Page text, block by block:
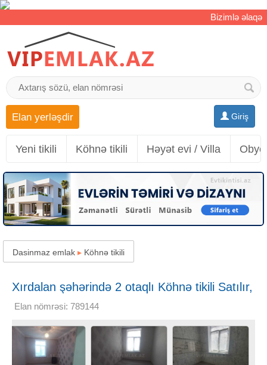
Bizimlə əlaqə
Giriş
Elan yerləşdir
Yeni tikili Köhnə tikili Həyət evi / Villa
Dasinmaz emlak ▸ Köhnə tikili
Xırdalan şəhərində 2 otaqlı Köhnə tikili Satılır,
55 m²
Elan nömrəsi: 789144